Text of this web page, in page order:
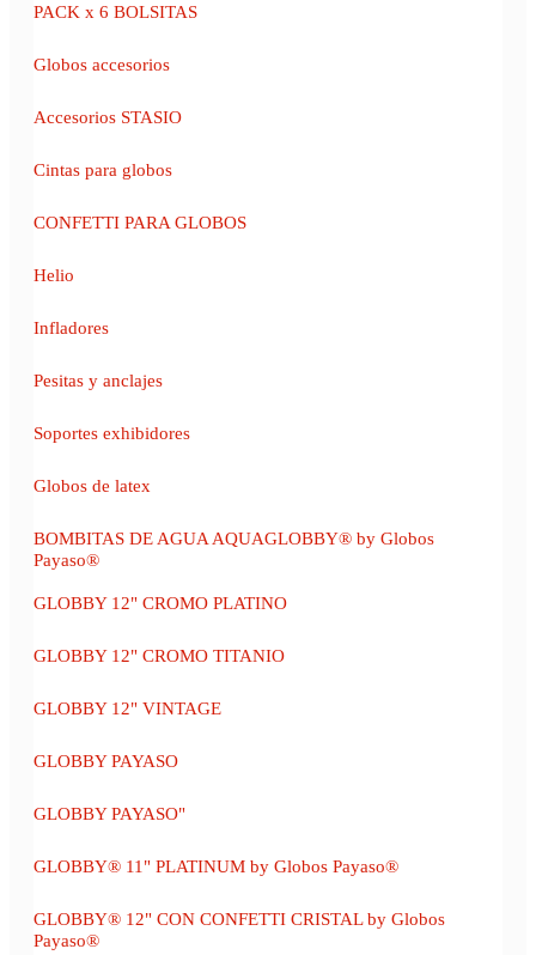
PACK x 6 BOLSITAS
Globos accesorios
Accesorios STASIO
Cintas para globos
CONFETTI PARA GLOBOS
Helio
Infladores
Pesitas y anclajes
Soportes exhibidores
Globos de latex
BOMBITAS DE AGUA AQUAGLOBBY® by Globos
Payaso®
GLOBBY 12" CROMO PLATINO
GLOBBY 12" CROMO TITANIO
GLOBBY 12" VINTAGE
GLOBBY PAYASO
GLOBBY PAYASO"
GLOBBY® 11" PLATINUM by Globos Payaso®
GLOBBY® 12" CON CONFETTI CRISTAL by Globos
Payaso®